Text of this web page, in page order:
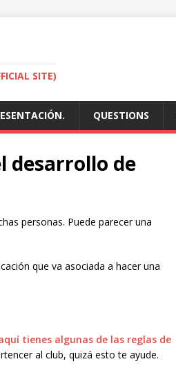
SITE)
QUESTIONS
desarrollo de
personas. Puede parecer una
que va asociada a hacer una
tienes algunas de las reglas de
al club, quizá esto te ayude.